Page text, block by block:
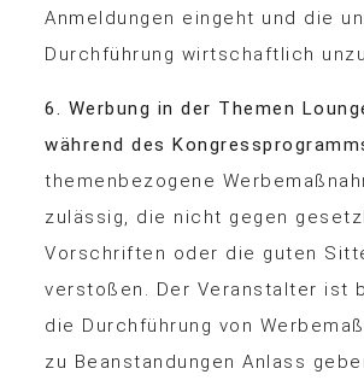
Anmeldungen eingeht und die
Durchführung wirtschaftlich
6. Werbung in der Themen
während des
themenbezogene
zulässig, die nicht gegen
Vorschriften oder die guten
verstoßen. Der Veranstalter ist
die Durchführung von
zu Beanstandungen Anlass